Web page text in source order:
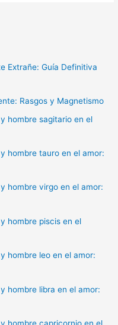
Extrañe: Guía Definitiva
Rasgos y Magnetismo
hombre sagitario en el
hombre tauro en el amor:
hombre virgo en el amor:
hombre piscis en el
hombre leo en el amor:
hombre libra en el amor: